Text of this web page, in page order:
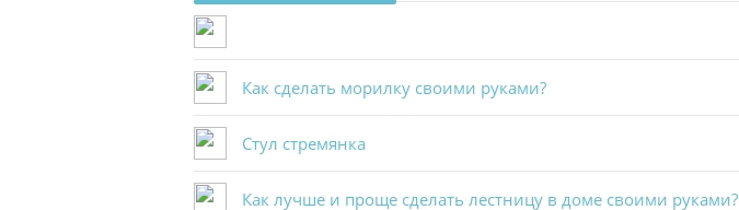
Как сделать морилку своими руками?
Стул стремянка
Как лучше и проще сделать лестницу в доме своими руками?